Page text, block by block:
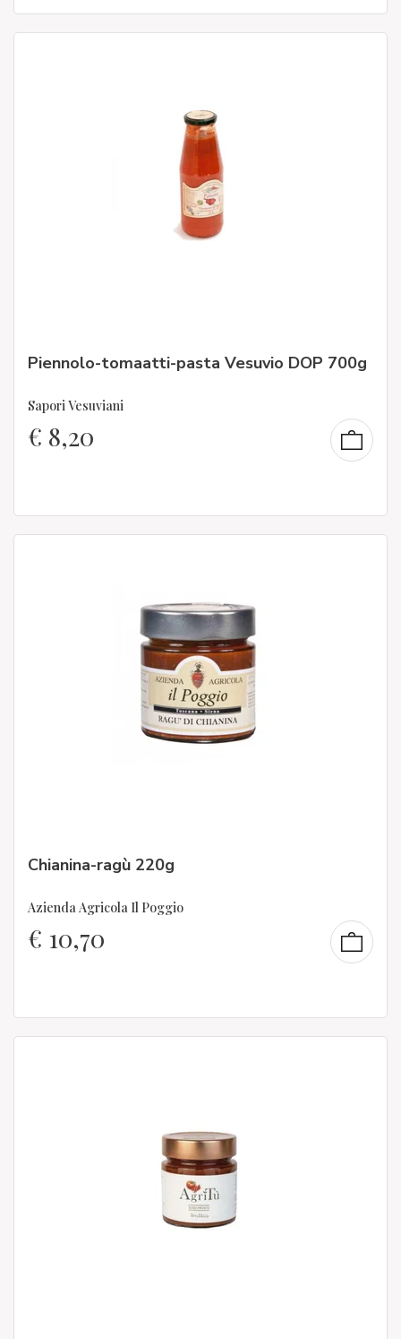
Piennolo-tomaatti-pasta Vesuvio DOP 700g
Sapori Vesuviani
€ 8,20
Chianina-ragù 220g
Azienda Agricola Il Poggio
€ 10,70